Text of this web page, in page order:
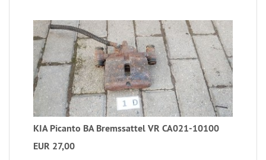
KIA Picanto BA Bremssattel VR CA021-10100
EUR 27,00